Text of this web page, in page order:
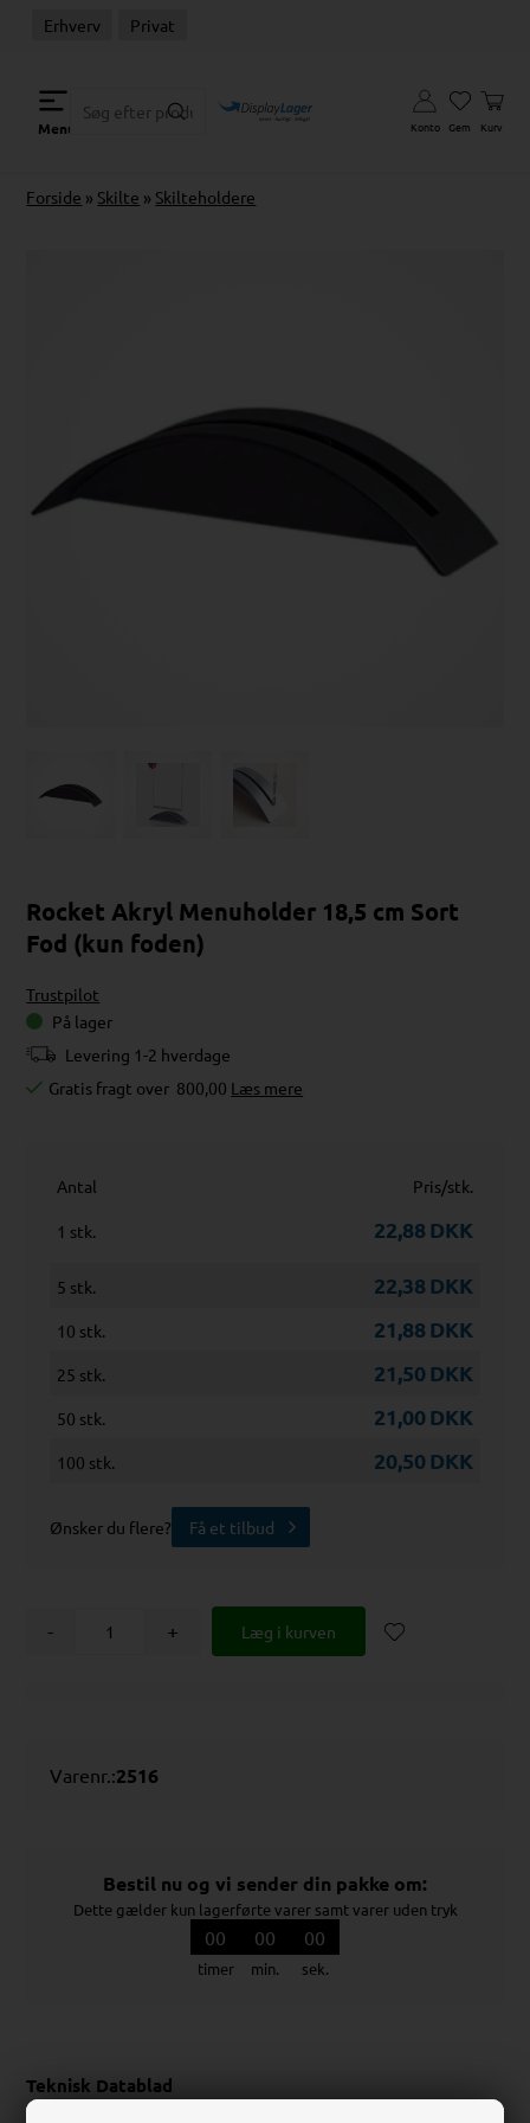
Erhverv Privat
Menu Konto Gem Kurv
Forside » Skilte » Skilteholdere
Rocket Akryl Menuholder 18,5 cm Sort
Fod (kun foden)
Trustpilot
På lager
Levering 1-2 hverdage
Gratis fragt over 800,00 Læs mere
Antal Pris/stk.
1 stk. 22,88DKK
5 stk. 22,38 DKK
10 stk. 21,88DKK
25 stk. 21,50DKK
50 stk. 21,00DKK
100 stk. 20,50DKK
Ønsker du flere? Få et tilbud
- +
Varenr.:2516
Bestil nu og vi sender din pakke om:
Dette gælder kun lagerførte varer samt varer uden tryk
00
timer
00
min.
00
sek.
Teknisk Datablad